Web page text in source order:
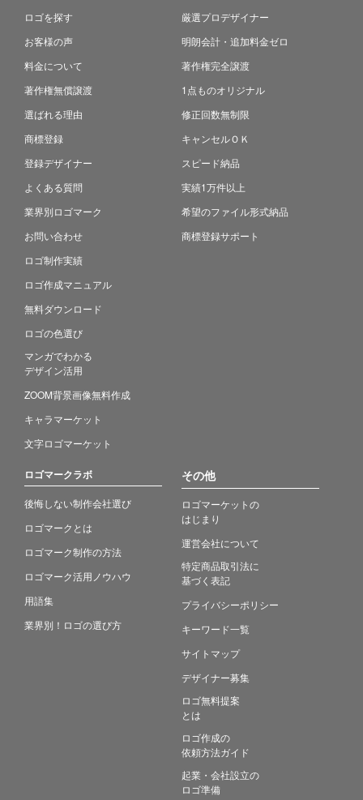
ロゴを探す
お客様の声
料金について
著作権無償譲渡
選ばれる理由
商標登録
登録デザイナー
よくある質問
業界別ロゴマーク
お問い合わせ
ロゴ制作実績
ロゴ作成マニュアル
無料ダウンロード
ロゴの色選び
マンガでわかる
デザイン活用
ZOOM背景画像無料作成
キャラマーケット
文字ロゴマーケット
厳選プロデザイナー
明朗会計・追加料金ゼロ
著作権完全譲渡
1点ものオリジナル
修正回数無制限
キャンセルＯＫ
スピード納品
実績1万件以上
希望のファイル形式納品
商標登録サポート
ロゴマークラボ
後悔しない制作会社選び
ロゴマークとは
ロゴマーク制作の方法
ロゴマーク活用ノウハウ
用語集
業界別！ロゴの選び方
その他
ロゴマーケットの
はじまり
運営会社について
特定商品取引法に
基づく表記
プライバシーポリシー
キーワード一覧
サイトマップ
デザイナー募集
ロゴ無料提案
とは
ロゴ作成の
依頼方法ガイド
起業・会社設立の
ロゴ準備